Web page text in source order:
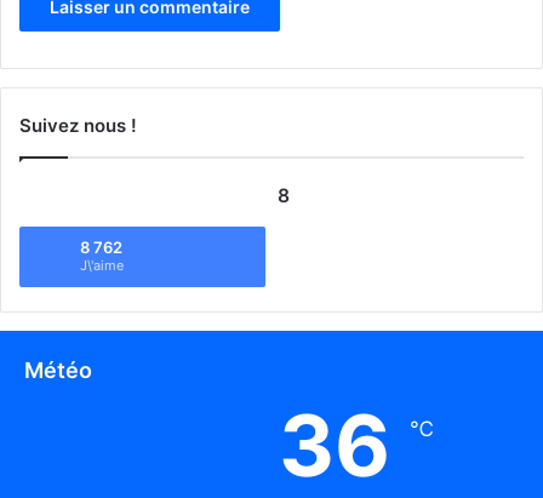
Suivez nous !
8
8 762
J\'aime
Météo
36 ℃